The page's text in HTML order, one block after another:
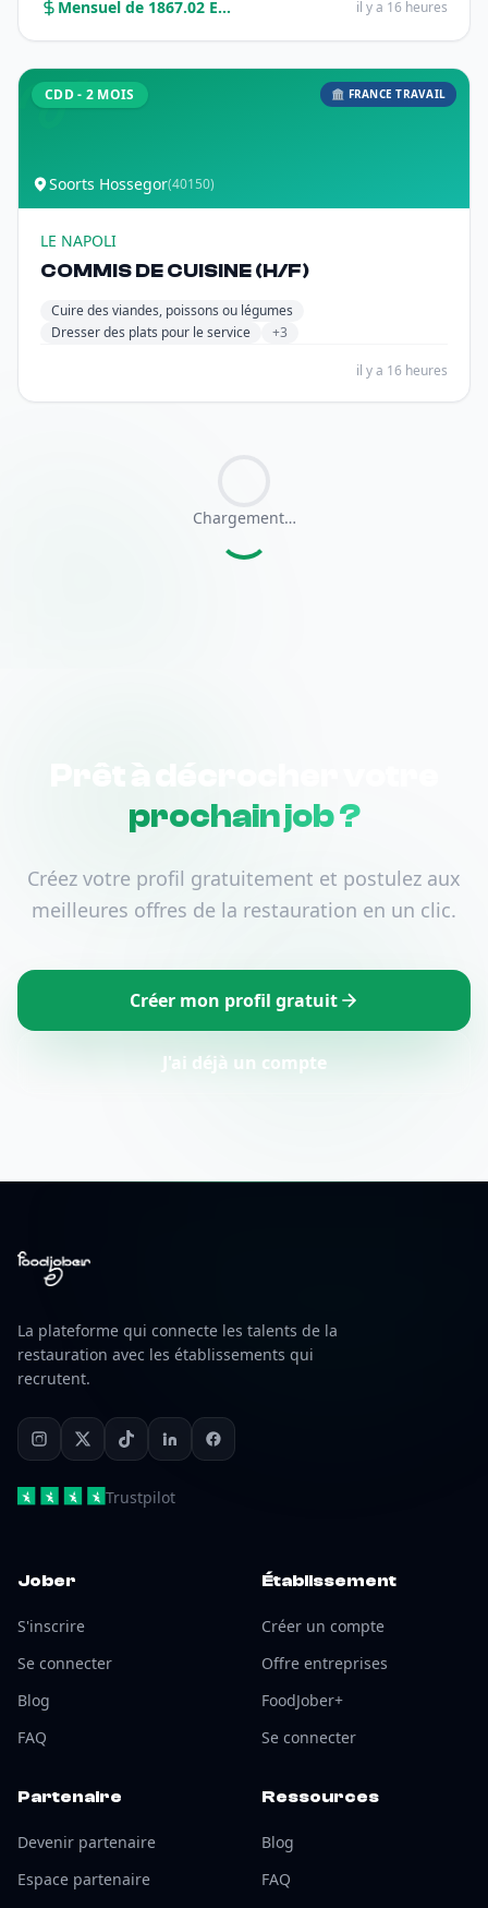
Mensuel de 1867.02 Euros sur 12.0 mois il y a 16 heures
CDD - 2 MOIS 🏛️ FRANCE TRAVAIL
Soorts Hossegor(40150)
LE NAPOLI
COMMIS DE CUISINE (H/F)
Cuire des viandes, poissons ou légumes
Dresser des plats pour le service
+3
il y a 16 heures
Chargement…
prochain job ?
Créez votre profil gratuitement et postulez aux
meilleures offres de la restauration en un clic.
Créer mon profil gratuit
J'ai déjà un compte
La plateforme qui connecte les talents de la
restauration avec les établissements qui
recrutent.
Trustpilot
Jober
S'inscrire
Se connecter
Blog
FAQ
Établissement
Créer un compte
Offre entreprises
FoodJober+
Se connecter
Partenaire
Devenir partenaire
Espace partenaire
Ressources
Blog
FAQ